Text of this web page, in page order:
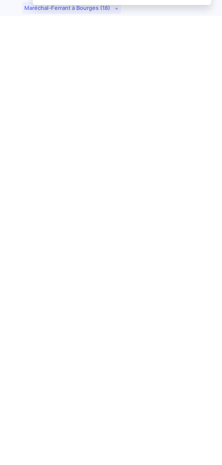
Maréchal-Ferrant à Bourges (18)